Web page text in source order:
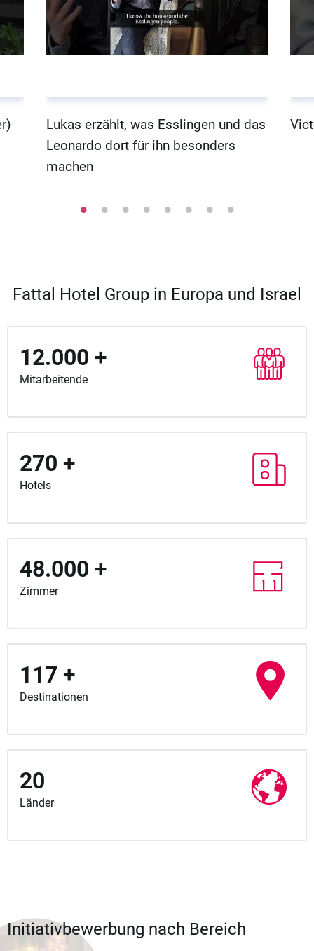
Lukas erzählt, was Esslingen und das
Leonardo dort für ihn besonders
machen
Fattal Hotel Group in Europa und Israel
12.000 +
Mitarbeitende
270 +
Hotels
48.000 +
Zimmer
117 +
Destinationen
20
Länder
Initiativbewerbung nach Bereich